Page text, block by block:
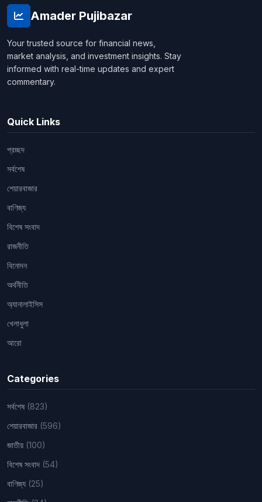
Amader Pujibazar
Your trusted source for financial news,
market analysis, and investment insights. Stay
informed with real-time updates and expert
commentary.
Quick Links
প্রচ্ছদ
সর্বশেষ
শেয়ারবাজার
বাণিজ্য
বিশেষ সংবাদ
রাজনীতি
বিনোদন
অর্থনীতি
অ্যানালাইসিস
খেলাধুলা
আরো
Categories
সর্বশেষ (823)
শেয়ারবাজার (596)
জাতীয় (100)
বিশেষ সংবাদ (54)
বাণিজ্য (25)